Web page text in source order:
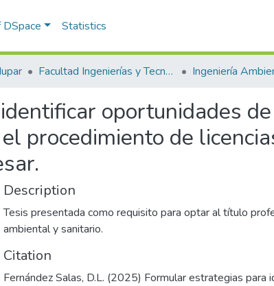
Statistics
Facultad Ingenierías y Tecnologías
oportunidades
procedimiento de
Description
Tesis presentada como requisito para optar al título
ambiental y sanitario.
Citation
Fernández Salas, D.L. (2025) Formular estrategias para